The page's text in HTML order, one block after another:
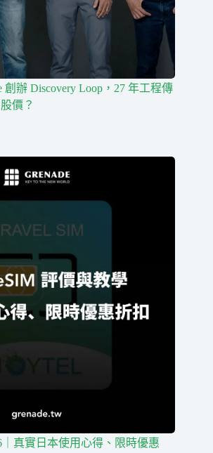
創辦 Discovery Loop，27 年工程傳
價？
｜真實日本使用心得、限時優惠